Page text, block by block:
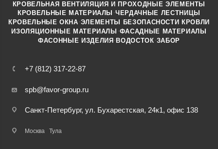
+7 (812) 317-22-87
spb@favor-group.ru
Санкт-Петербург, ул. Бухарестская, 24к1, офис 138
Москва Тула
КРОВЕЛЬНАЯ ВЕНТИЛЯЦИЯ И ПРОХОДНЫЕ ЭЛЕМЕНТЫ
КРОВЕЛЬНЫЕ МАТЕРИАЛЫ ·ЧЕРДАЧНЫЕ ЛЕСТНИЦЫ
КРОВЕЛЬНЫЕ ОКНА ·ЭЛЕМЕНТЫ БЕЗОПАСНОСТИ КРОВЛИ
ИЗОЛЯЦИОННЫЕ МАТЕРИАЛЫ ·ФАСАДНЫЕ МАТЕРИАЛЫ
ФАСОННЫЕ ИЗДЕЛИЯ ·ВОДОСТОК ·ЗАБОР